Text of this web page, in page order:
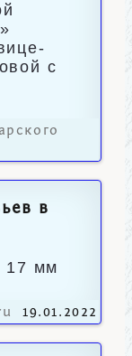
с
в
17 мм
19.01.2022